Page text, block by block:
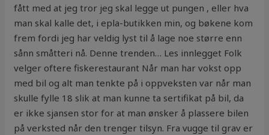
fått med at jeg tror jeg skal legge ut pungen , eller hva
man skal kalle det, i epla-butikken min, og bøkene kom
frem fordi jeg har veldig lyst til å lage noe større enn
sånn småtteri nå. Denne trenden… Les innlegget Folk
velger oftere fiskerestaurant Når man har vokst opp
med bil og alt man tenkte på i oppveksten var når man
skulle fylle 18 slik at man kunne ta sertifikat på bil, da
er ikke sjansen stor for at man ønsker å plassere bilen
på verksted når den trenger tilsyn. Fra vugge til grav er